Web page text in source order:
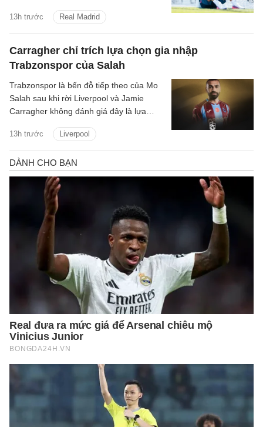
13h trước Real Madrid
Carragher chỉ trích lựa chọn gia nhập
Trabzonspor của Salah
13h trước Liverpool
Trabzonspor là bến đỗ tiếp theo của Mo
Salah sau khi rời Liverpool và Jamie
Carragher không đánh giá đây là lựa